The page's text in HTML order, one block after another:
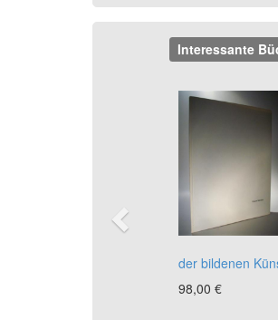
Interessante
der bildenen
98,00 €
Previous